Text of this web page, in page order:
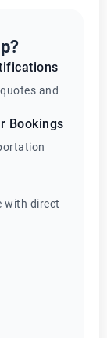
and
Bookings
with direct